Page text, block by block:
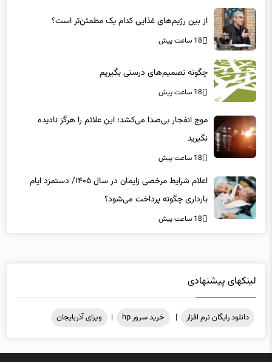
از بین رژیم‌های غذایی کدام یک مطمئن‌تر است؟‌
18 ساعت پیش
چگونه تصمیم‌های درستی بگیریم
18 ساعت پیش
موج انفجار بی‌صدا می‌کشد؛ این علائم را هرگز نادیده
نگیرید
18 ساعت پیش
اعلام شرایط مرخصی زایمان در سال ۱۴۰۵/ دستمزد ایام
بارداری چگونه پرداخت می‌شود؟
18 ساعت پیش
لینکهای پیشنهادی
دانلود رایگان نرم افزار | خرید سرور hp | ویزای آذربایجان